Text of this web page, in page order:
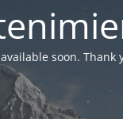
soon. Thank